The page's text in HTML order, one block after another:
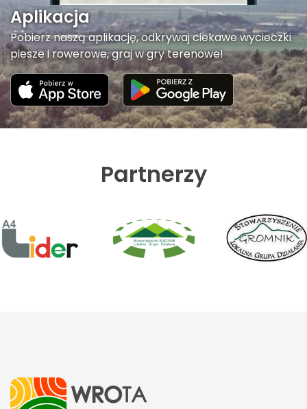
Aplikacja
Pobierz naszą aplikację, odkrywaj ciekawe wycieczki
piesze i rowerowe, graj w gry terenowe!
Partnerzy